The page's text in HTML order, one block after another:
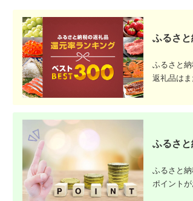
出典：ふるさとチョイ
京都 府京丹後市
丹後帯 半幅帯 「雪月
花」（水／ウス紫）
198,000 円
丹後帯 京袋帯「日・
雪月花（白）」 京袋
帯 筆文字 シンプル 美
しい きれい 白 白色
ふるさと納税 帯 ふる
さと納税 袋帯 ふるさ
寄付金額:550,000円
京都 府京
伝統工芸
輪松藤／
≪着物・
寄付金額:
ふるさ
ふるさと
返礼品は
ふるさと
ふるさと
ポイント